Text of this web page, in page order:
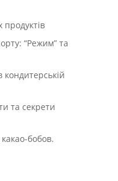
продуктів
“Режим” та
та секрети
бобов.